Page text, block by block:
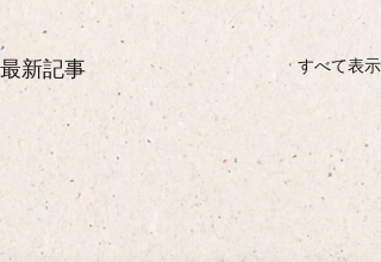
最新記事 すべて表示